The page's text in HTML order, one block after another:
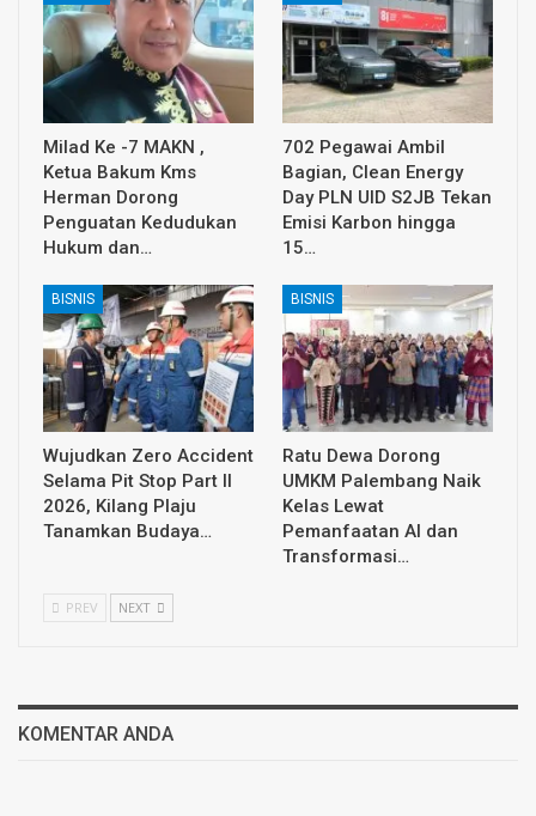
Milad Ke -7 MAKN ,
Ketua Bakum Kms
Herman Dorong
Penguatan Kedudukan
Hukum dan…
702 Pegawai Ambil
Bagian, Clean Energy
Day PLN UID S2JB Tekan
Emisi Karbon hingga
15…
BISNIS
Wujudkan Zero Accident
Selama Pit Stop Part II
2026, Kilang Plaju
Tanamkan Budaya…
BISNIS
Ratu Dewa Dorong
UMKM Palembang Naik
Kelas Lewat
Pemanfaatan AI dan
Transformasi…
PREV NEXT
KOMENTAR ANDA